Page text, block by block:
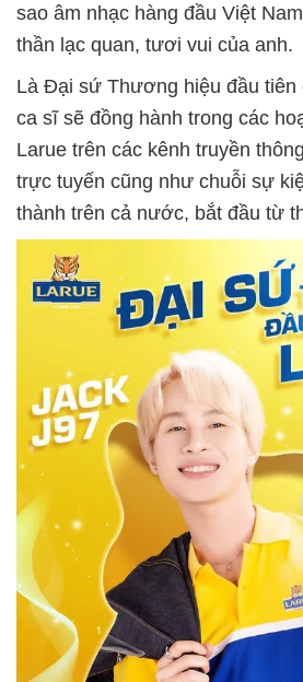
sao âm nhạc hàng đầu Việt
thần lạc quan, tươi vui của anh.
Là Đại sứ Thương hiệu đầu tiên
ca sĩ sẽ đồng hành trong các
Larue trên các kênh truyền
trực tuyến cũng như chuỗi sự
thành trên cả nước, bắt đầu từ